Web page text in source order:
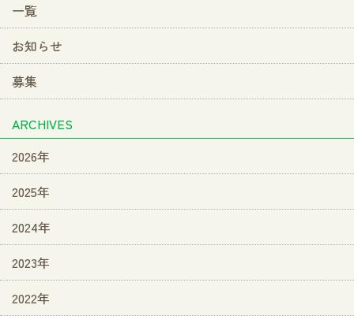
一覧
お知らせ
募集
ARCHIVES
2026年
2025年
2024年
2023年
2022年